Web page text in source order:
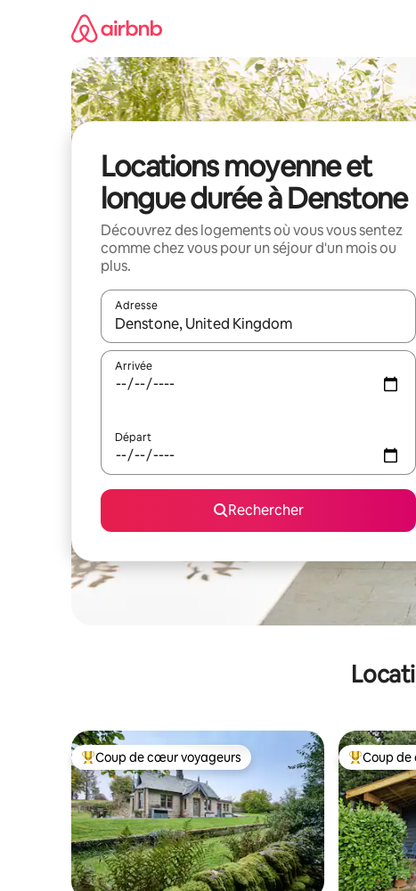
Locations moyenne et
longue durée à Denstone
Découvrez des logements où vous vous sentez
comme chez vous pour un séjour d'un mois ou
plus.
Adresse
Lorsque les résultats s'affichent, utilisez les flèches
Arrivée
Départ
Rechercher
Coups de cœur voyageurs les plus appréciés
Coup de cœur voyageurs Coups de
Coup